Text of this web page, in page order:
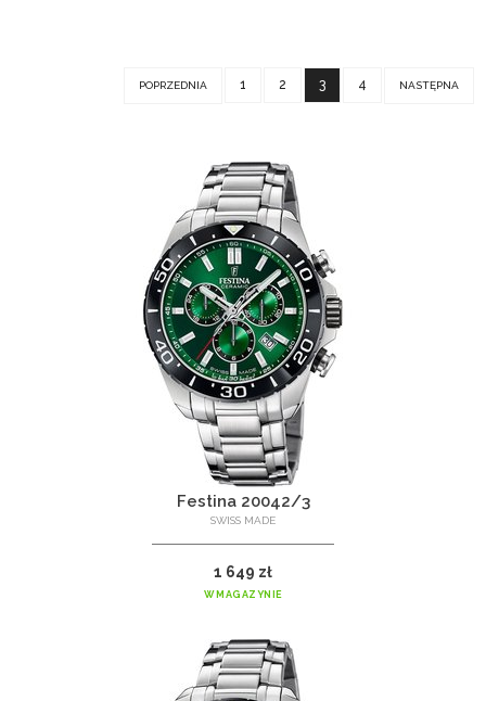
POPRZEDNIA 1 2 3 4 NASTĘPNA
Festina 20042/3
SWISS MADE
1 649 zł
W MAGAZYNIE